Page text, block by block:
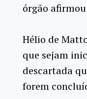
órgão
Hélio de
que sejam
descartada
forem